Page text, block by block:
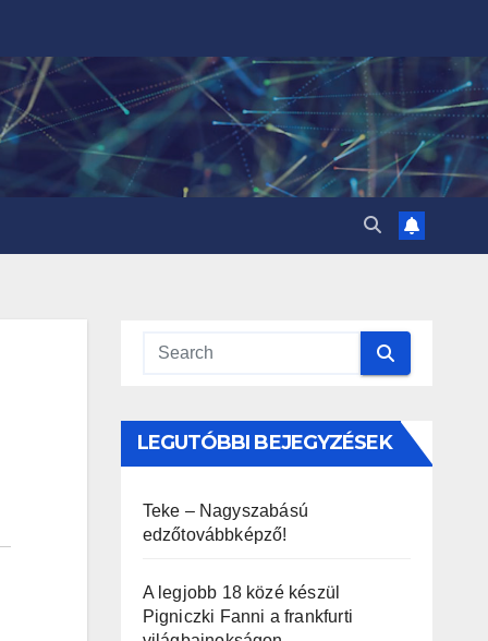
LEGUTÓBBI BEJEGYZÉSEK
Teke – Nagyszabású
edzőtovábbképző!
A legjobb 18 közé készül
Pigniczki Fanni a frankfurti